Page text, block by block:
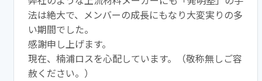
法は絶大で、 メンバーの成長にもなり大変実りの多
い期間でした。
感謝申し上げます。
現在、楠浦ロスを心配しています。（敬称無しご容
赦ください。）